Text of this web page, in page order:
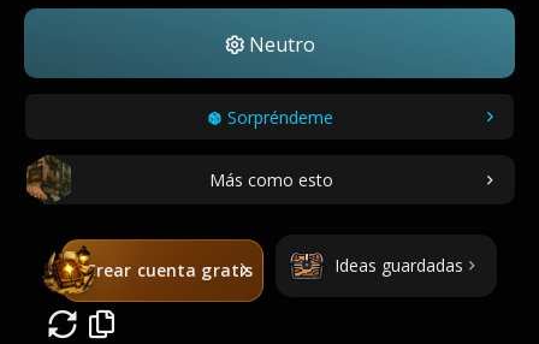
Neutro
Sorpréndeme
Más como esto
Crear cuenta gratis Ideas guardadas